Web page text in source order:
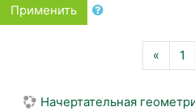
Применить
«Назад
1
Начертательная